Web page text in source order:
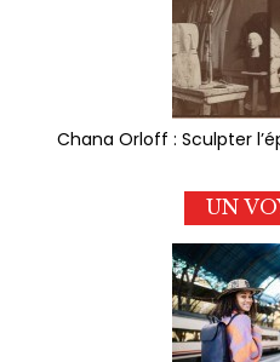
Chana Orloff : Sculpter
UN